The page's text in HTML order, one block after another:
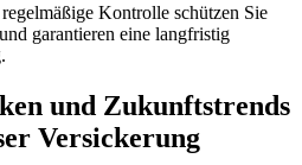
Kontrolle schützen Sie
garantieren eine langfristig
und Zukunftstrends
Versickerung